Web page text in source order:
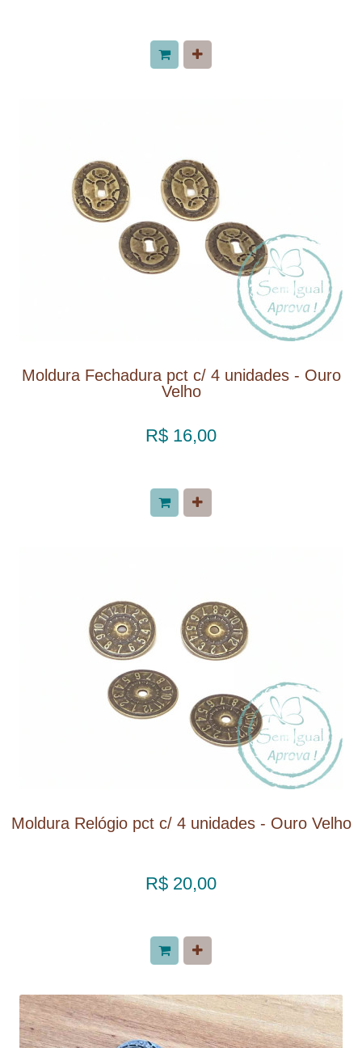
Moldura Fechadura pct c/ 4 unidades - Ouro
Velho
R$ 16,00
Moldura Relógio pct c/ 4 unidades - Ouro Velho
R$ 20,00